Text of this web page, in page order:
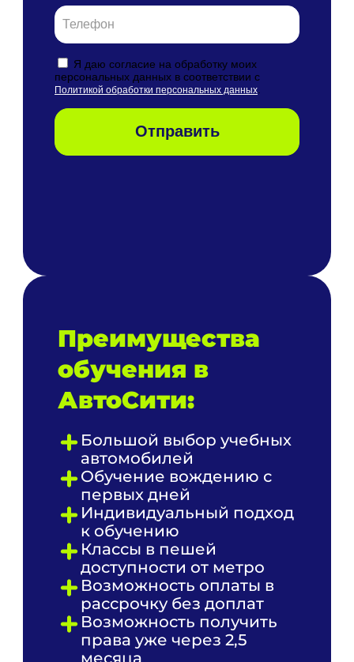
Преимущества
обучения в
АвтоСити:
Большой выбор учебных
автомобилей
Обучение вождению с
первых дней
Индивидуальный подход
к обучению
Классы в пешей
доступности от метро
Возможность оплаты в
рассрочку без доплат
Возможность получить
права уже через 2,5
месяца